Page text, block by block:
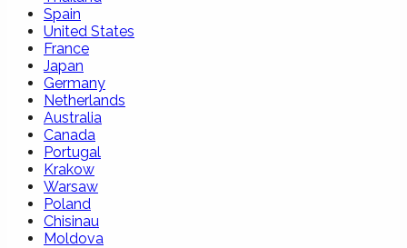
Spain
United States
France
Japan
Germany
Netherlands
Australia
Canada
Portugal
Krakow
Warsaw
Poland
Chisinau
Moldova